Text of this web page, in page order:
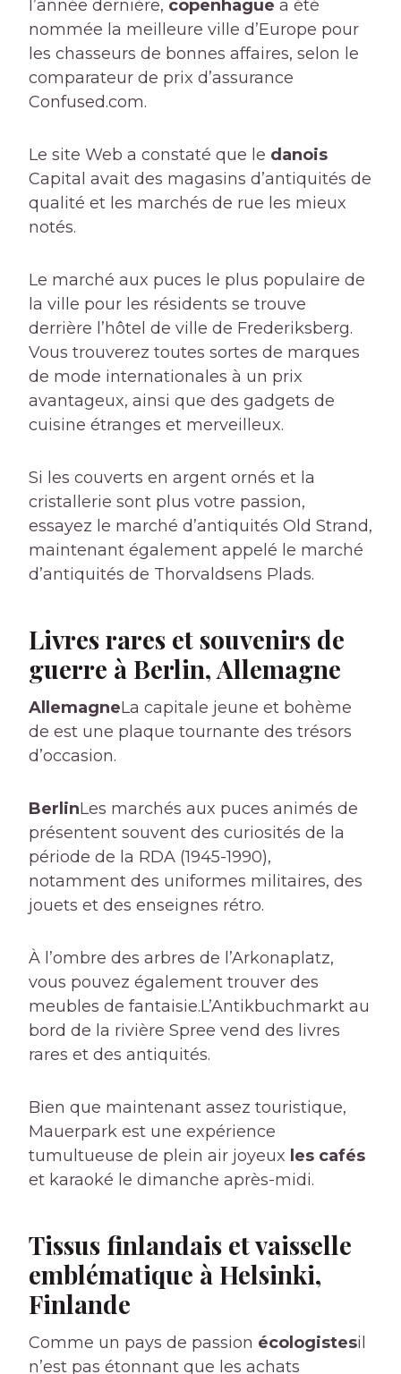
l’année dernière, copenhague a été
nommée la meilleure ville d’Europe pour
les chasseurs de bonnes affaires, selon le
comparateur de prix d’assurance
Confused.com.
Le site Web a constaté que le danois
Capital avait des magasins d’antiquités de
qualité et les marchés de rue les mieux
notés.
Le marché aux puces le plus populaire de
la ville pour les résidents se trouve
derrière l’hôtel de ville de Frederiksberg.
Vous trouverez toutes sortes de marques
de mode internationales à un prix
avantageux, ainsi que des gadgets de
cuisine étranges et merveilleux.
Si les couverts en argent ornés et la
cristallerie sont plus votre passion,
essayez le marché d’antiquités Old Strand,
maintenant également appelé le marché
d’antiquités de Thorvaldsens Plads.
Livres rares et souvenirs de
guerre à Berlin, Allemagne
AllemagneLa capitale jeune et bohème
de est une plaque tournante des trésors
d’occasion.
BerlinLes marchés aux puces animés de
présentent souvent des curiosités de la
période de la RDA (1945-1990),
notamment des uniformes militaires, des
jouets et des enseignes rétro.
À l’ombre des arbres de l’Arkonaplatz,
vous pouvez également trouver des
meubles de fantaisie.L’Antikbuchmarkt au
bord de la rivière Spree vend des livres
rares et des antiquités.
Bien que maintenant assez touristique,
Mauerpark est une expérience
tumultueuse de plein air joyeux les cafés
et karaoké le dimanche après-midi.
Tissus finlandais et vaisselle
emblématique à Helsinki,
Finlande
Comme un pays de passion écologistesil
n’est pas étonnant que les achats